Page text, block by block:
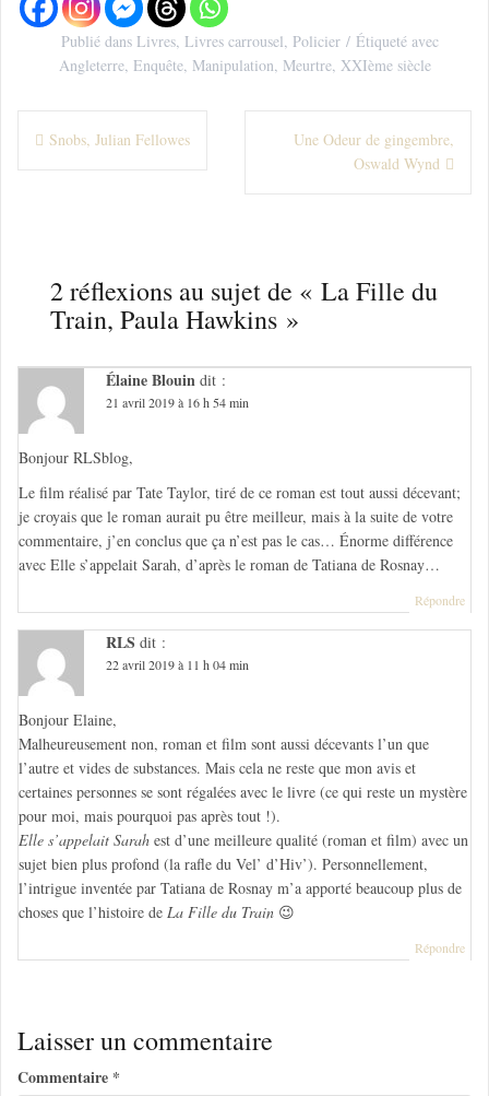
Publié dans Livres, Livres carrousel, Policier
Étiqueté avec
Angleterre, Enquête, Manipulation, Meurtre, XXIème siècle
N
t
o
n
d
e
l
’
r
t
i
c
l
e
Snobs, Julian Fellowes
Une Odeur de gingembre,
Oswald Wynd
2 réflexions au sujet de « La Fille du
Train, Paula Hawkins »
Élaine Blouin dit :
21 avril 2019 à 16 h 54 min
Bonjour RLSblog,
Le film réalisé par Tate Taylor, tiré de ce roman est tout aussi décevant;
je croyais que le roman aurait pu être meilleur, mais à la suite de votre
commentaire, j’en conclus que ça n’est pas le cas… Énorme différence
avec Elle s’appelait Sarah, d’après le roman de Tatiana de Rosnay…
Répondre
RLS dit :
22 avril 2019 à 11 h 04 min
Bonjour Elaine,
Malheureusement non, roman et film sont aussi décevants l’un que
l’autre et vides de substances. Mais cela ne reste que mon avis et
certaines personnes se sont régalées avec le livre (ce qui reste un mystère
pour moi, mais pourquoi pas après tout !).
Elle s’appelait Sarah est d’une meilleure qualité (roman et film) avec un
sujet bien plus profond (la rafle du Vel’ d’Hiv’). Personnellement,
l’intrigue inventée par Tatiana de Rosnay m’a apporté beaucoup plus de
choses que l’histoire de La Fille du Train 😉
Répondre
Laisser un commentaire
Commentaire *